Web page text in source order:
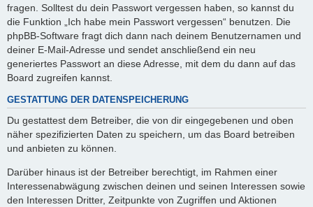
fragen. Solltest du dein Passwort vergessen haben, so kannst du
die Funktion „Ich habe mein Passwort vergessen“ benutzen. Die
phpBB-Software fragt dich dann nach deinem Benutzernamen und
deiner E-Mail-Adresse und sendet anschließend ein neu
generiertes Passwort an diese Adresse, mit dem du dann auf das
Board zugreifen kannst.
GESTATTUNG DER DATENSPEICHERUNG
Du gestattest dem Betreiber, die von dir eingegebenen und oben
näher spezifizierten Daten zu speichern, um das Board betreiben
und anbieten zu können.
Darüber hinaus ist der Betreiber berechtigt, im Rahmen einer
Interessenabwägung zwischen deinen und seinen Interessen sowie
den Interessen Dritter, Zeitpunkte von Zugriffen und Aktionen